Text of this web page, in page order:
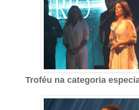
Troféu na categoria